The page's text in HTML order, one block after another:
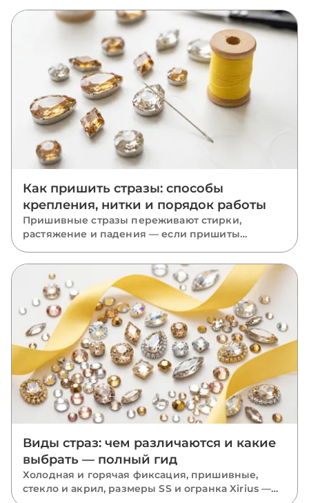
Как пришить стразы: способы
крепления, нитки и порядок работы
Пришивные стразы переживают стирки,
растяжение и падения — если пришиты
вести стежки через отверстия, чем отличается
крепление капли, риволи и ромба и какие
ошибки роняют камни.
Виды страз: чем различаются и какие
выбрать — полный гид
Холодная и горячая фиксация, пришивные,
стекло и акрил, размеры SS и огранка Xirius —